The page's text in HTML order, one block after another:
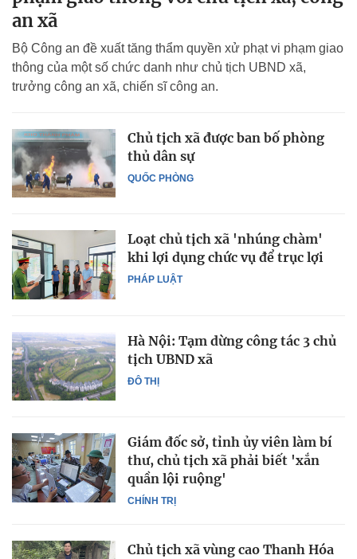
an xã
Bộ Công an đề xuất tăng thẩm quyền xử phạt vi phạm giao
thông của một số chức danh như chủ tịch UBND xã,
trưởng công an xã, chiến sĩ công an.
QUỐC PHÒNG
Chủ tịch xã được ban bố phòng
thủ dân sự
PHÁP LUẬT
Loạt chủ tịch xã 'nhúng chàm'
khi lợi dụng chức vụ để trục lợi
ĐÔ THỊ
Hà Nội: Tạm dừng công tác 3 chủ
tịch UBND xã
CHÍNH TRỊ
Giám đốc sở, tỉnh ủy viên làm bí
thư, chủ tịch xã phải biết 'xắn
quần lội ruộng'
Chủ tịch xã vùng cao Thanh Hóa